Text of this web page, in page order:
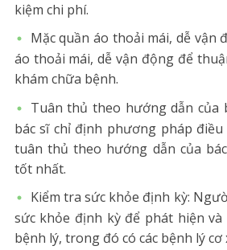
kiệm chi phí.
Mặc quần áo thoải mái, dễ vận
áo thoải mái, dễ vận động để
khám chữa bệnh.
Tuân thủ theo hướng dẫn của
bác sĩ chỉ định phương pháp
tuân thủ theo hướng dẫn của
tốt nhất.
Kiểm tra sức khỏe định kỳ:
sức khỏe định kỳ để phát hiện
bệnh lý, trong đó có các bệnh lý